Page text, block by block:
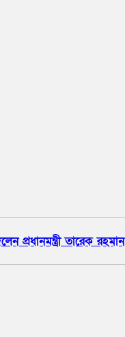
প্রধানমন্ত্রী তারেক রহমান